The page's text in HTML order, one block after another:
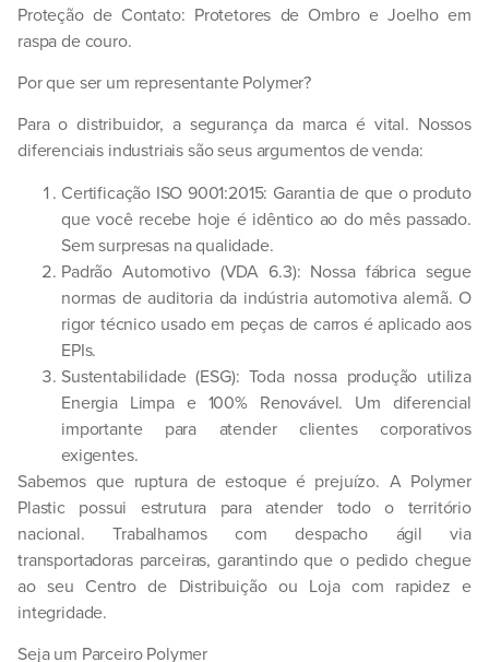
Proteção de Contato: Protetores de Ombro e Joelho em
raspa de couro.
Por que ser um representante Polymer?
Para o distribuidor, a segurança da marca é vital. Nossos
diferenciais industriais são seus argumentos de venda:
Certificação ISO 9001:2015: Garantia de que o produto
que você recebe hoje é idêntico ao do mês passado.
Sem surpresas na qualidade.
Padrão Automotivo (VDA 6.3): Nossa fábrica segue
normas de auditoria da indústria automotiva alemã. O
rigor técnico usado em peças de carros é aplicado aos
EPIs.
Sustentabilidade (ESG): Toda nossa produção utiliza
Energia Limpa e 100% Renovável. Um diferencial
importante para atender clientes corporativos
exigentes.
Sabemos que ruptura de estoque é prejuízo. A Polymer
Plastic possui estrutura para atender todo o território
nacional. Trabalhamos com despacho ágil via
transportadoras parceiras, garantindo que o pedido chegue
ao seu Centro de Distribuição ou Loja com rapidez e
integridade.
Seja um Parceiro Polymer